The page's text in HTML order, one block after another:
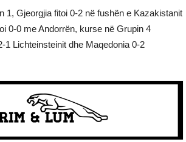
1, Gjeorgjia fitoi 0-2 në fushën e Kazakistanit
0-0 me Andorrën, kurse në Grupin 4
1 Lichteinsteinit dhe Maqedonia 0-2